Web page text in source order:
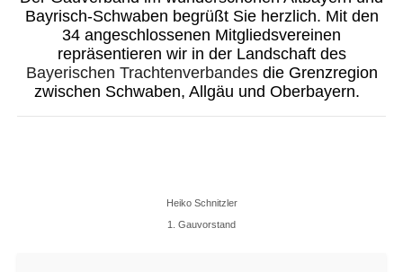
Bayrisch-Schwaben begrüßt Sie herzlich. Mit den
34 angeschlossenen Mitgliedsvereinen
repräsentieren wir in der Landschaft des
Bayerischen Trachtenverbandesdie Grenzregion
zwischen Schwaben, Allgäu und Oberbayern.
Heiko Schnitzler
1. Gauvorstand